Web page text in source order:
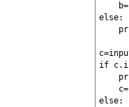
else:
if
else: